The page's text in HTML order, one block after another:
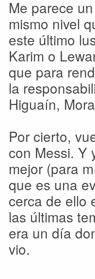
Me parece
mismo nivel
este último
Karim o
que para
la
Higuaín,
Por cierto,
con Messi. Y
mejor (para
que es una
cerca de ello
las últimas
era un día
vio.